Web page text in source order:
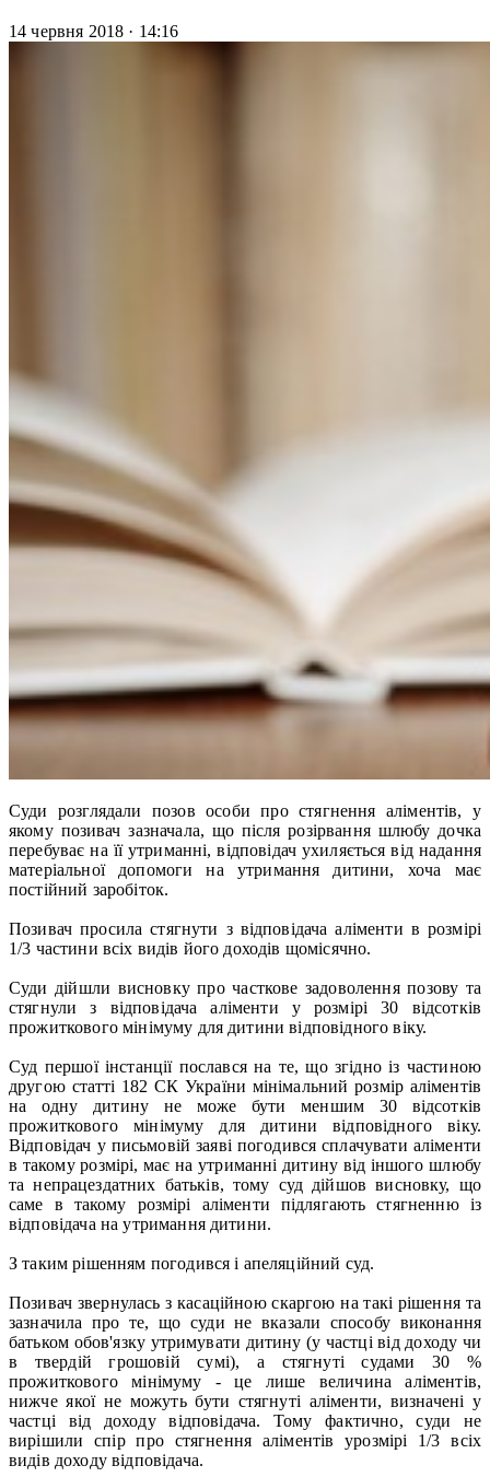
14 червня 2018 · 14:16
Суди розглядали позов особи про стягнення аліментів, у
якому позивач зазначала, що після розірвання шлюбу дочка
перебуває на її утриманні, відповідач ухиляється від надання
матеріальної допомоги на утримання дитини, хоча має
постійний заробіток.
Позивач просила стягнути з відповідача аліменти в розмірі
1/3 частини всіх видів його доходів щомісячно.
Суди дійшли висновку про часткове задоволення позову та
стягнули з відповідача аліменти у розмірі 30 відсотків
прожиткового мінімуму для дитини відповідного віку.
Суд першої інстанції послався на те, що згідно із частиною
другою статті 182 СК України мінімальний розмір аліментів
на одну дитину не може бути меншим 30 відсотків
прожиткового мінімуму для дитини відповідного віку.
Відповідач у письмовій заяві погодився сплачувати аліменти
в такому розмірі, має на утриманні дитину від іншого шлюбу
та непрацездатних батьків, тому суд дійшов висновку, що
саме в такому розмірі аліменти підлягають стягненню із
відповідача на утримання дитини.
З таким рішенням погодився і апеляційний суд.
Позивач звернулась з касаційною скаргою на такі рішення та
зазначила про те, що суди не вказали способу виконання
батьком обов'язку утримувати дитину (у частці від доходу чи
в твердій грошовій сумі), а стягнуті судами 30 %
прожиткового мінімуму - це лише величина аліментів,
нижче якої не можуть бути стягнуті аліменти, визначені у
частці від доходу відповідача. Тому фактично, суди не
вирішили спір про стягнення аліментів урозмірі 1/3 всіх
видів доходу відповідача.